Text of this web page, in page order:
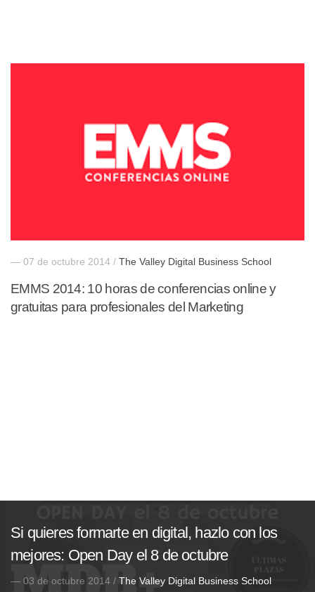
— 07 de octubre 2014 / The Valley Digital Business School
EMMS 2014: 10 horas de conferencias online y
gratuitas para profesionales del Marketing
Si quieres formarte en digital, hazlo con los
mejores: Open Day el 8 de octubre
— 03 de octubre 2014 / The Valley Digital Business School